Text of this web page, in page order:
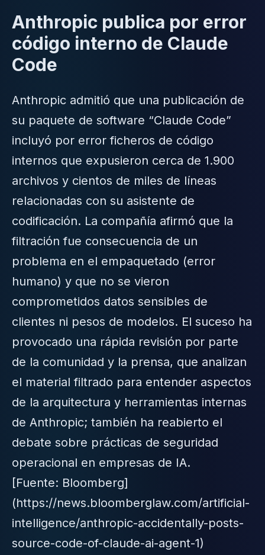
Anthropic publica por error
código interno de Claude
Code
Anthropic admitió que una publicación de
su paquete de software “Claude Code”
incluyó por error ficheros de código
internos que expusieron cerca de 1.900
archivos y cientos de miles de líneas
relacionadas con su asistente de
codificación. La compañía afirmó que la
filtración fue consecuencia de un
problema en el empaquetado (error
humano) y que no se vieron
comprometidos datos sensibles de
clientes ni pesos de modelos. El suceso ha
provocado una rápida revisión por parte
de la comunidad y la prensa, que analizan
el material filtrado para entender aspectos
de la arquitectura y herramientas internas
de Anthropic; también ha reabierto el
debate sobre prácticas de seguridad
operacional en empresas de IA.
[Fuente: Bloomberg]
(https://news.bloomberglaw.com/artificial-
intelligence/anthropic-accidentally-posts-
source-code-of-claude-ai-agent-1)